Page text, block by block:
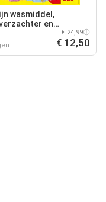
wasmiddel,
en
multipack€ 24,99
€ 12,50